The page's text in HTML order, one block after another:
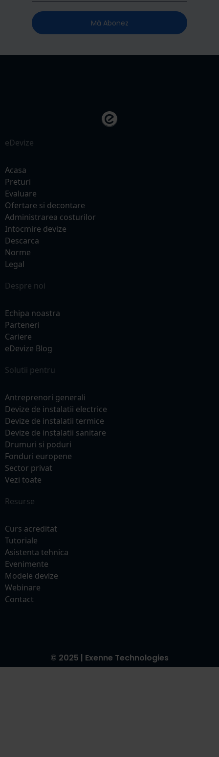
Mă Abonez
eDevize
Acasa
Preturi
Evaluare
Ofertare si decontare
Administrarea costurilor
Intocmire devize
Descarca
Norme
Legal
Despre noi
Echipa noastra
Parteneri
Cariere
eDevize Blog
Solutii pentru
Antreprenori generali
Devize de instalatii electrice
Devize de instalatii termice
Devize de instalatii sanitare
Drumuri si poduri
Fonduri europene
Sector privat
Vezi toate
Resurse
Curs acreditat
Tutoriale
Asistenta tehnica
Evenimente
Modele devize
Webinare
Contact
© 2025 | Exenne Technologies